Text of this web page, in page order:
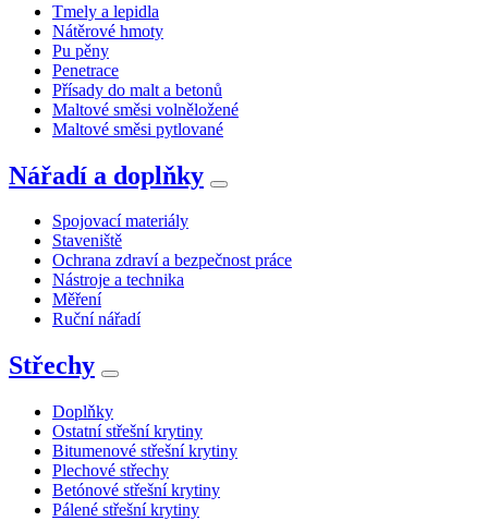
Tmely a lepidla
Nátěrové hmoty
Pu pěny
Penetrace
Přísady do malt a betonů
Maltové směsi volněložené
Maltové směsi pytlované
Nářadí a doplňky
Spojovací materiály
Staveniště
Ochrana zdraví a bezpečnost práce
Nástroje a technika
Měření
Ruční nářadí
Střechy
Doplňky
Ostatní střešní krytiny
Bitumenové střešní krytiny
Plechové střechy
Betónové střešní krytiny
Pálené střešní krytiny